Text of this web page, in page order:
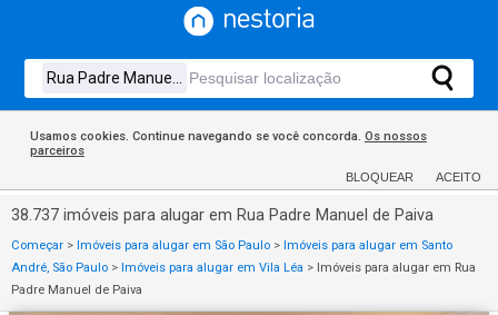
Usamos cookies. Continue navegando se você concorda. Os nossos
parceiros
BLOQUEAR ACEITO
38.737 imóveis para alugar em Rua Padre Manuel de Paiva
Começar > Imóveis para alugar em São Paulo > Imóveis para alugar em Santo
André, São Paulo > Imóveis para alugar em Vila Léa > Imóveis para alugar em Rua
Padre Manuel de Paiva